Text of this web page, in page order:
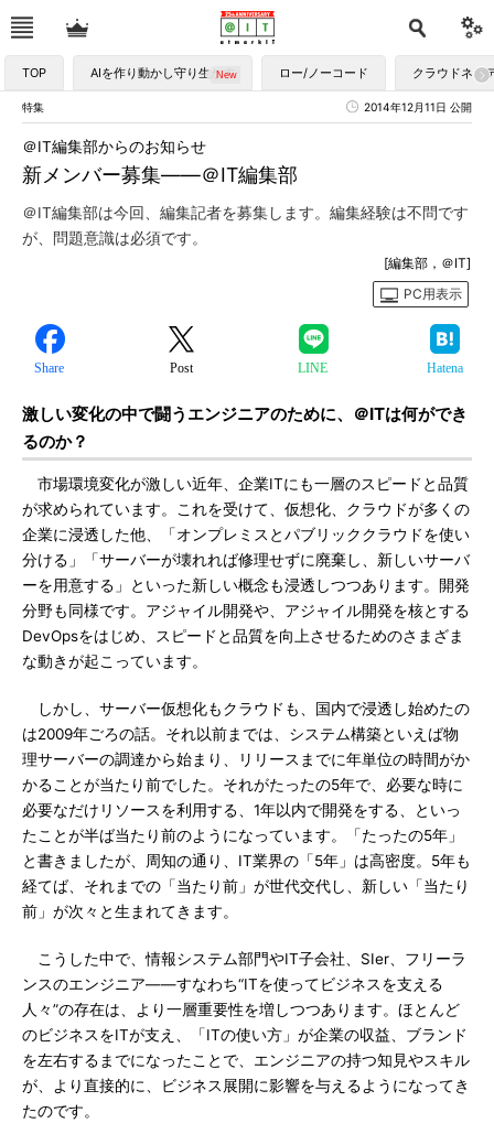
TOP AIを作り動かし守り生かす ロー/ノーコード クラウドネイ
特集 2014年12月11日 公開
新メンバー募集――＠IT編集部
＠IT編集部からのお知らせ
＠IT編集部は今回、編集記者を募集します。編集経験は不問です
が、問題意識は必須です。
[編集部，＠IT]
PC用表示
Share Post LINE Hatena
激しい変化の中で闘うエンジニアのために、＠ITは何ができ
るのか？
市場環境変化が激しい近年、企業ITにも一層のスピードと品質
が求められています。これを受けて、仮想化、クラウドが多くの
企業に浸透した他、「オンプレミスとパブリッククラウドを使い
分ける」「サーバーが壊れれば修理せずに廃棄し、新しいサーバ
ーを用意する」といった新しい概念も浸透しつつあります。開発
分野も同様です。アジャイル開発や、アジャイル開発を核とする
DevOpsをはじめ、スピードと品質を向上させるためのさまざま
な動きが起こっています。
しかし、サーバー仮想化もクラウドも、国内で浸透し始めたの
は2009年ごろの話。それ以前までは、システム構築といえば物
理サーバーの調達から始まり、リリースまでに年単位の時間がか
かることが当たり前でした。それがたったの5年で、必要な時に
必要なだけリソースを利用する、1年以内で開発をする、といっ
たことが半ば当たり前のようになっています。「たったの5年」
と書きましたが、周知の通り、IT業界の「5年」は高密度。5年も
経てば、それまでの「当たり前」が世代交代し、新しい「当たり
前」が次々と生まれてきます。
こうした中で、情報システム部門やIT子会社、SIer、フリーラ
ンスのエンジニア――すなわち“ITを使ってビジネスを支える
人々”の存在は、より一層重要性を増しつつあります。ほとんど
のビジネスをITが支え、「ITの使い方」が企業の収益、ブランド
を左右するまでになったことで、エンジニアの持つ知見やスキル
が、より直接的に、ビジネス展開に影響を与えるようになってき
たのです。